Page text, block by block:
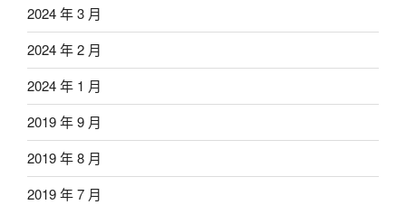
2024 年 3 月
2024 年 2 月
2024 年 1 月
2019 年 9 月
2019 年 8 月
2019 年 7 月